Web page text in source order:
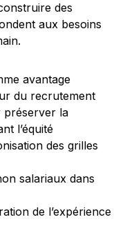
des
aux besoins
avantage
du recrutement
préserver la
l’équité
des grilles
salariaux dans
de l’expérience